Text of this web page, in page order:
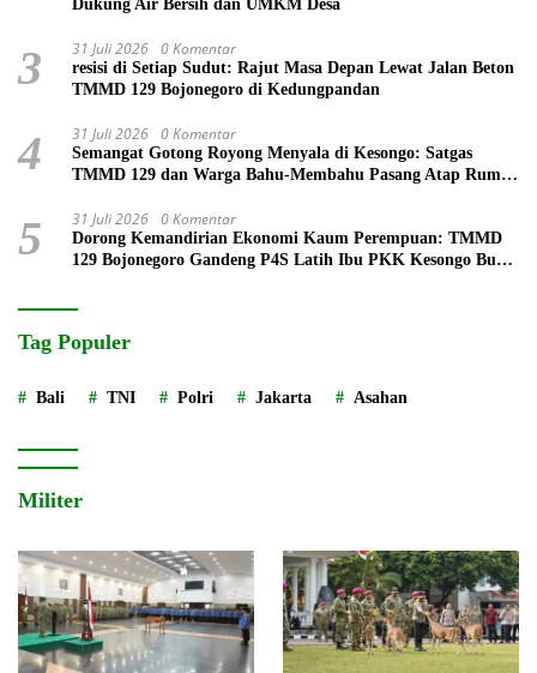
Dukung Air Bersih dan UMKM Desa
3 31 Juli 2026 0 Komentar
resisi di Setiap Sudut: Rajut Masa Depan Lewat Jalan Beton
TMMD 129 Bojonegoro di Kedungpandan
4 31 Juli 2026 0 Komentar
Semangat Gotong Royong Menyala di Kesongo: Satgas
TMMD 129 dan Warga Bahu-Membahu Pasang Atap Rumah
5 31 Juli 2026 0 Komentar
Dorong Kemandirian Ekonomi Kaum Perempuan: TMMD
129 Bojonegoro Gandeng P4S Latih Ibu PKK Kesongo Buat
Tag Populer
Bali TNI Polri Jakarta Asahan
Militer